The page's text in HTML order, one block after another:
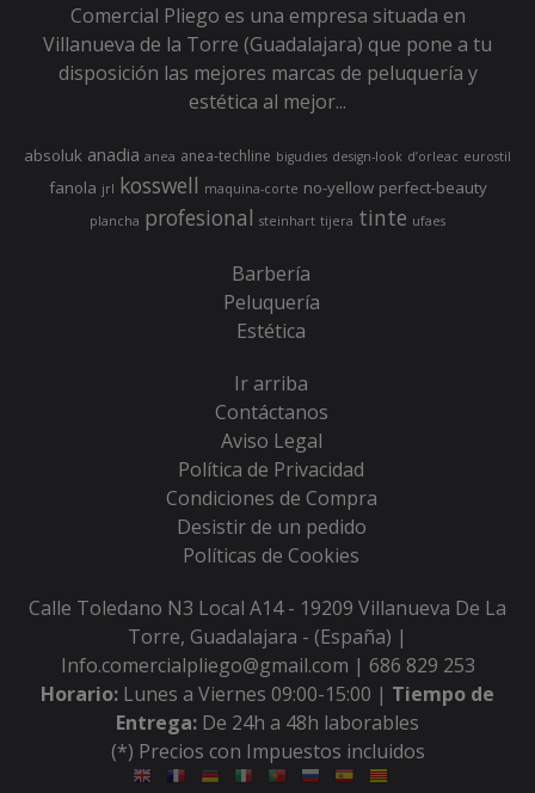
Comercial Pliego es una empresa situada en
Villanueva de la Torre (Guadalajara) que pone a tu
disposición las mejores marcas de peluquería y
estética al mejor...
absoluk anadia anea anea-techline bigudies design-look d’orleac eurostil
fanola jrl kosswell maquina-corte no-yellow perfect-beauty
plancha profesional steinhart tijera tinte ufaes
Barbería
Peluquería
Estética
Ir arriba
Contáctanos
Aviso Legal
Política de Privacidad
Condiciones de Compra
Desistir de un pedido
Políticas de Cookies
Calle Toledano N3 Local A14 - 19209 Villanueva De La
Torre, Guadalajara - (España) |
Info.comercialpliego@gmail.com | 686 829 253
Horario: Lunes a Viernes 09:00-15:00 | Tiempo de
Entrega: De 24h a 48h laborables
(*) Precios con Impuestos incluidos